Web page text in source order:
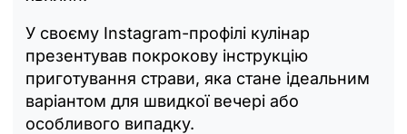
У своєму Instagram-профілі кулінар
презентував покрокову інструкцію
приготування страви, яка стане ідеальним
варіантом для швидкої вечері або
особливого випадку.